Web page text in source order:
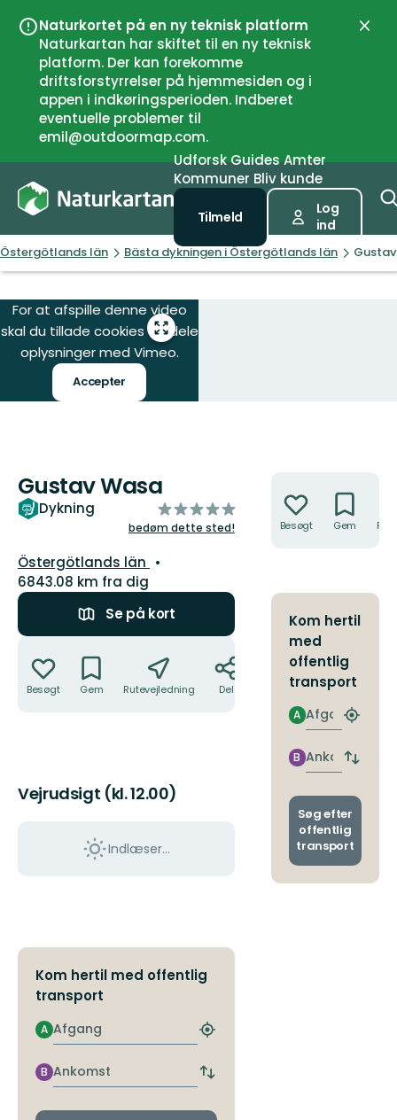
Naturkortet på en ny teknisk platform
Naturkartan har skiftet til en ny teknisk
platform. Der kan forekomme
driftsforstyrrelser på hjemmesiden og i
appen i indkøringsperioden. Indberet
eventuelle problemer til
emil@outdoormap.com.
Luk
UdforskGuidesAmter
Kommuner Bliv kunde
Tilmeld
Log
ind
Östergötlands län Bästa dykningen i Östergötlands län
Gå
til
For at afspille denne video
skal du tillade cookies og dele
oplysninger med Vimeo.
Accepter
Gustav Wasa
Dykning
ud
af
stjerner
bedøm dette sted!
Amt:
Östergötlands län
6843.08 km fra dig
Se på kort
Besøgt Gem Rutevejledning Del
Vejrudsigt (kl. 12.00)
Indlæser...
Kom hertil med offentlig
transport
Afgang
A
Find
nærmeste
stoppested
Ankomst
B
Skift
og
Besøgt Gem
Kom hertil
med
offentlig
transport
Afgang
A
Find
Ankomst
B
Skift
og
Søg efter
offentlig
transport